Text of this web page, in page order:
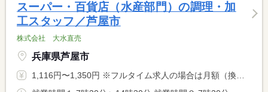
スーパー・百貨店（水産部門）の調理・加
工スタッフ／芦屋市
株式会社 大水直売
兵庫県芦屋市
1,116円〜1,350円 ※フルタイム求人の場合は月額（換算額）、パート求人の場合は時間額を表示しています。